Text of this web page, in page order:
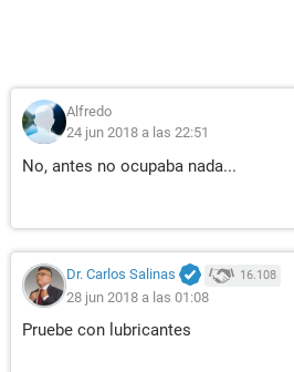
Alfredo
24 jun 2018 a las 22:51
No, antes no ocupaba nada...
Dr. Carlos Salinas 16.108
28 jun 2018 a las 01:08
Pruebe con lubricantes